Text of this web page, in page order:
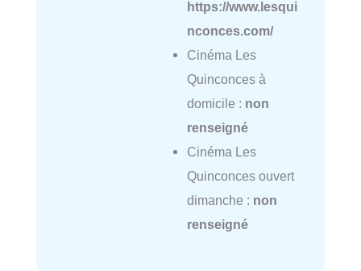
https://www.lesqui
nconces.com/
Cinéma Les
Quinconces à
domicile : non
renseigné
Cinéma Les
Quinconces ouvert
dimanche : non
renseigné